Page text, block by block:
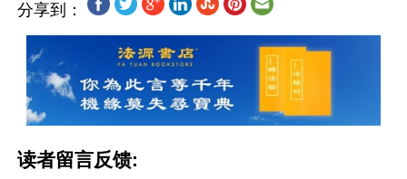
分享到：
读者留言反馈: